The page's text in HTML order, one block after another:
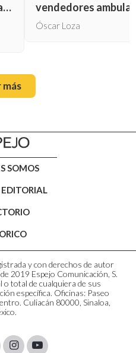
vendedores
Óscar Loza
más
SOMOS
y con derechos de autor
2019 Espejo Comunicación, S.
o total de cualquiera de sus
específica. Oficinas: Paseo
Culiacán 80000, Sinaloa,
Youtube